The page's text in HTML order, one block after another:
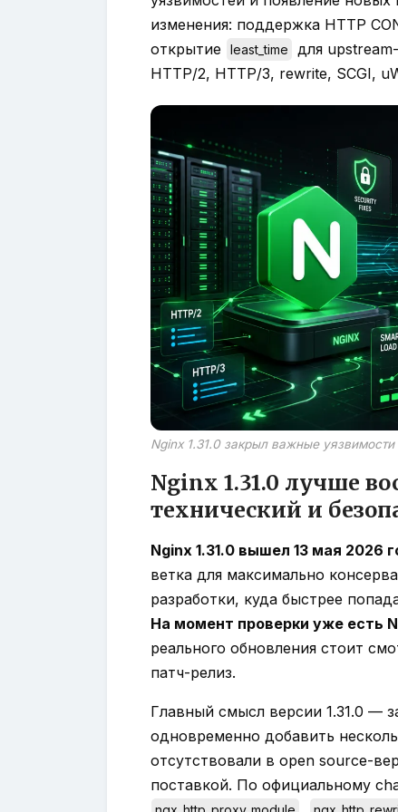
изменения: поддержка HTTP
открытие
least_time
для
HTTP/2, HTTP/3, rewrite, SCGI,
Nginx 1.31.0 закрыл важные уязвимости
Nginx 1.31.0 лучше
технический и
Nginx 1.31.0 вышел 13 мая 2026
ветка для максимально
разработки, куда быстрее
На момент проверки уже есть
реального обновления стоит
патч-релиз.
Главный смысл версии 1.31.0 —
одновременно добавить
отсутствовали в open source-
поставкой. По официальному